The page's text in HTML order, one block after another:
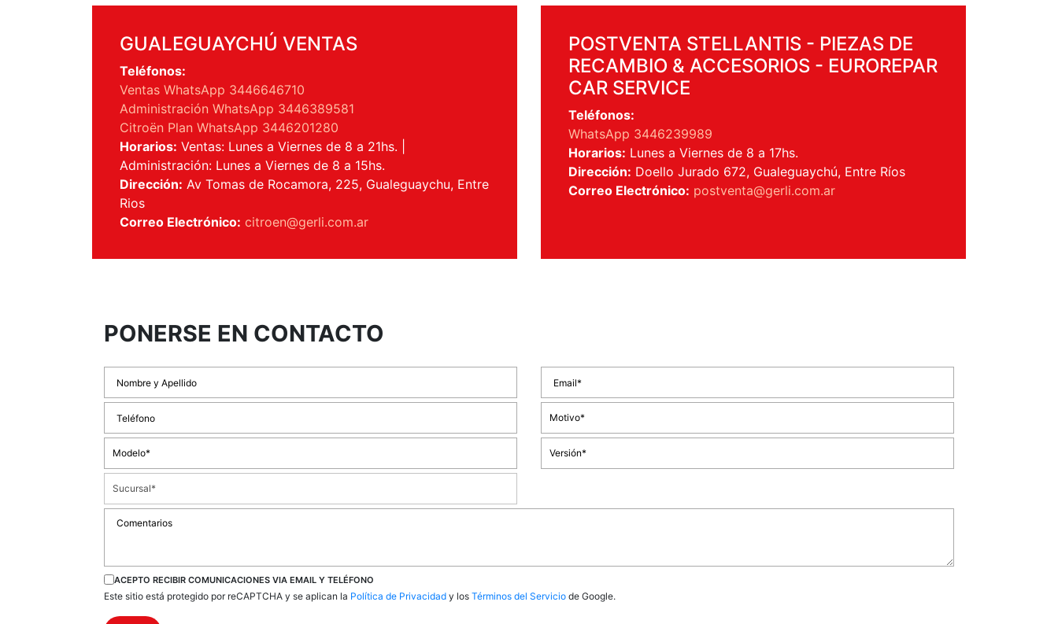
GUALEGUAYCHÚ VENTAS
Teléfonos:
Ventas WhatsApp 3446646710
Administración WhatsApp 3446389581
Citroën Plan WhatsApp 3446201280
Horarios: Ventas: Lunes a Viernes de 8 a 21hs. |
Administración: Lunes a Viernes de 8 a 15hs.
Dirección: Av Tomas de Rocamora, 225, Gualeguaychu, Entre
Rios
Correo Electrónico: citroen@gerli.com.ar
POSTVENTA STELLANTIS - PIEZAS DE
RECAMBIO & ACCESORIOS - EUROREPAR
CAR SERVICE
Teléfonos:
WhatsApp 3446239989
Horarios: Lunes a Viernes de 8 a 17hs.
Dirección: Doello Jurado 672, Gualeguaychú, Entre Ríos
Correo Electrónico: postventa@gerli.com.ar
PONERSE EN CONTACTO
ACEPTO RECIBIR COMUNICACIONES VIA EMAIL Y TELÉFONO
Este sitio está protegido por reCAPTCHA y se aplican la Política de Privacidad y los Términos del Servicio de Google.